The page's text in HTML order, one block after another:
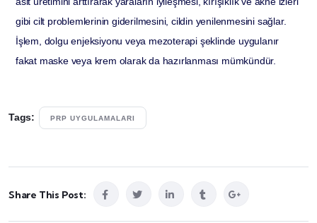
gibi cilt problemlerinin giderilmesini, cildin yenilenmesini sağlar.
İşlem, dolgu enjeksiyonu veya mezoterapi şeklinde uygulanır
fakat maske veya krem olarak da hazırlanması mümkündür.
Tags: PRP UYGULAMALARI
Share This Post: